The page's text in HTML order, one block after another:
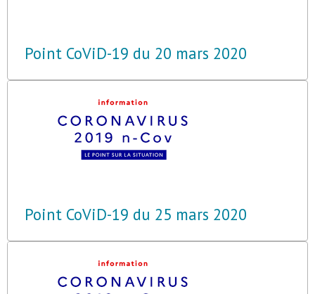
Point CoViD-19 du 20 mars 2020
Point CoViD-19 du 25 mars 2020